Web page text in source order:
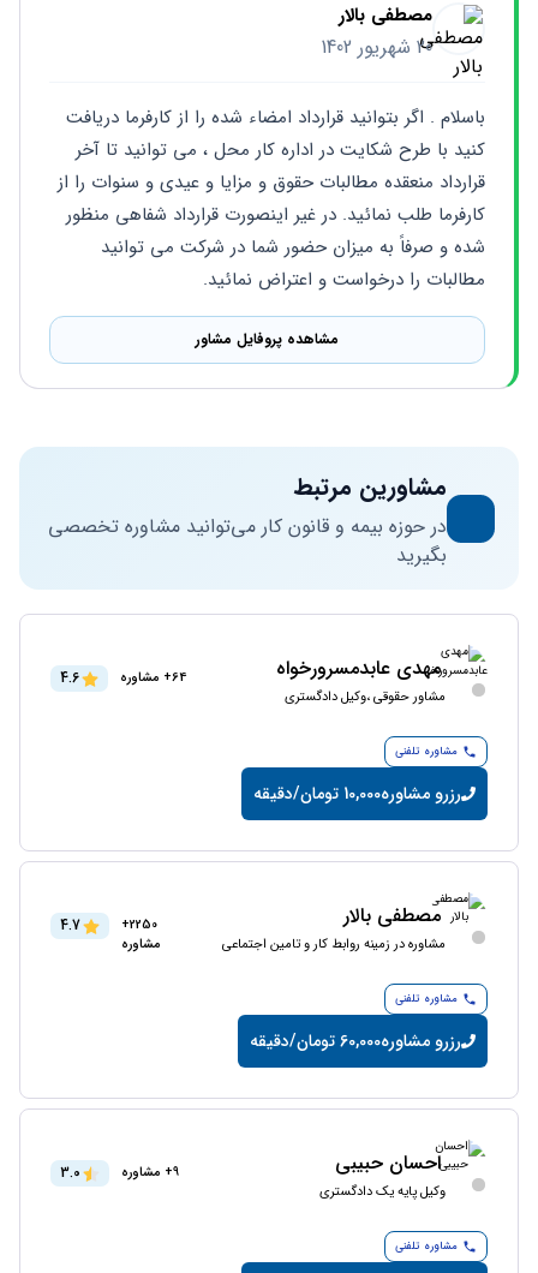
مصطفی بالار
20 شهریور 1402
مطالبات را درخواست و اعتراض نمائید.
مشاهده پروفایل مشاور
مشاورین مرتبط
در حوزه بیمه و قانون کار می‌توانید مشاوره تخصصی
بگیرید
مهدی عابدمسرورخواه
مشاور حقوقی ،وکیل دادگستری
64+ مشاوره 4.6
مشاوره تلفنی
رزرو مشاوره10,000 تومان/دقیقه
مصطفی بالار
مشاوره در زمینه روابط کار و تامین اجتماعی
2250+
مشاوره
4.7
مشاوره تلفنی
رزرو مشاوره60,000 تومان/دقیقه
احسان حبیبی
وکیل پایه یک دادگستری
9+ مشاوره 3.0
مشاوره تلفنی